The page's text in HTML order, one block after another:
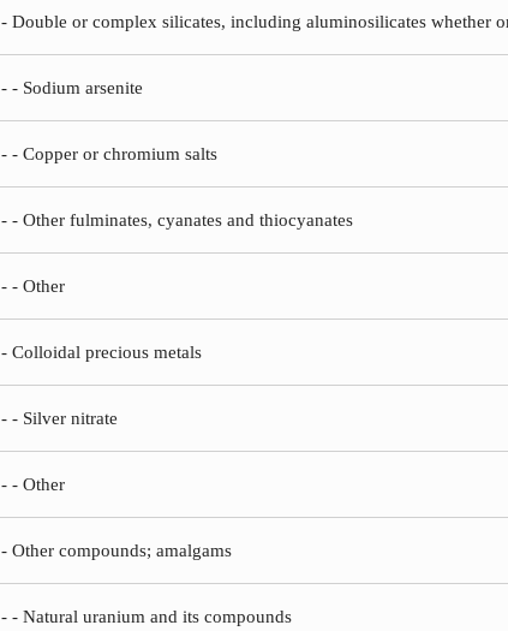
- Double or complex silicates, including aluminosilicates whether
- - Sodium arsenite
- - Copper or chromium salts
- - Other fulminates, cyanates and thiocyanates
- - Other
- Colloidal precious metals
- - Silver nitrate
- - Other
- Other compounds; amalgams
- - Natural uranium and its compounds